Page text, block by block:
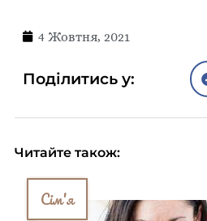
4 Жовтня, 2021
Поділитись у:
Читайте також:
Сім'я